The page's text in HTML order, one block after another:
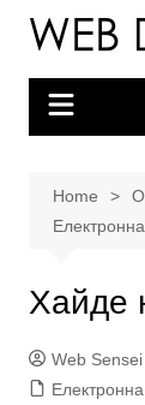
Skip
content
Home
Хайде
Web Sensei